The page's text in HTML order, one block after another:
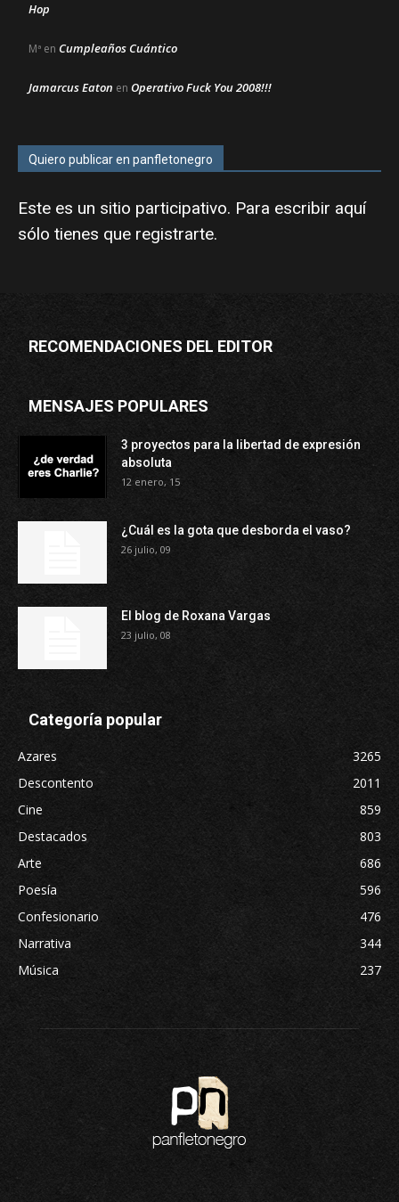
Hop
Mª en Cumpleaños Cuántico
Jamarcus Eaton en Operativo Fuck You 2008!!!
Quiero publicar en panfletonegro
Este es un sitio participativo. Para escribir aquí
sólo tienes que registrarte.
RECOMENDACIONES DEL EDITOR
MENSAJES POPULARES
3 proyectos para la libertad de expresión
absoluta
12 enero, 15
¿Cuál es la gota que desborda el vaso?
26 julio, 09
El blog de Roxana Vargas
23 julio, 08
Categoría popular
Azares
3265
Descontento
2011
Cine
859
Destacados
803
Arte
686
Poesía
596
Confesionario
476
Narrativa
344
Música
237